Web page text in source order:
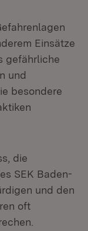
Einsätze
gefährliche
und
besondere
die
SEK Baden-
und den
oft